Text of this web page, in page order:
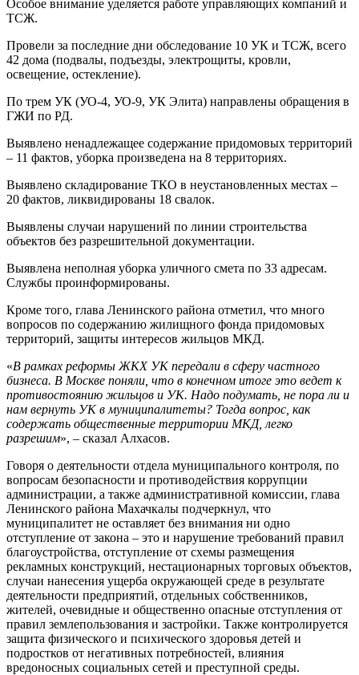
Особое внимание уделяется работе управляющих компаний и
ТСЖ.
Провели за последние дни обследование 10 УК и ТСЖ, всего
42 дома (подвалы, подъезды, электрощиты, кровли,
освещение, остекление).
По трем УК (УО-4, УО-9, УК Элита) направлены обращения в
ГЖИ по РД.
Выявлено ненадлежащее содержание придомовых территорий
– 11 фактов, уборка произведена на 8 территориях.
Выявлено складирование ТКО в неустановленных местах –
20 фактов, ликвидированы 18 свалок.
Выявлены случаи нарушений по линии строительства
объектов без разрешительной документации.
Выявлена неполная уборка уличного смета по 33 адресам.
Службы проинформированы.
Кроме того, глава Ленинского района отметил, что много
вопросов по содержанию жилищного фонда придомовых
территорий, защиты интересов жильцов МКД.
«В рамках реформы ЖКХ УК передали в сферу частного
бизнеса. В Москве поняли, что в конечном итоге это ведет к
противостоянию жильцов и УК. Надо подумать, не пора ли и
нам вернуть УК в муниципалитеты? Тогда вопрос, как
содержать общественные территории МКД, легко
разрешим», – сказал Алхасов.
Говоря о деятельности отдела муниципального контроля, по
вопросам безопасности и противодействия коррупции
администрации, а также административной комиссии, глава
Ленинского района Махачкалы подчеркнул, что
муниципалитет не оставляет без внимания ни одно
отступление от закона – это и нарушение требований правил
благоустройства, отступление от схемы размещения
рекламных конструкций, нестационарных торговых объектов,
случаи нанесения ущерба окружающей среде в результате
деятельности предприятий, отдельных собственников,
жителей, очевидные и общественно опасные отступления от
правил землепользования и застройки. Также контролируется
защита физического и психического здоровья детей и
подростков от негативных потребностей, влияния
вредоносных социальных сетей и преступной среды.